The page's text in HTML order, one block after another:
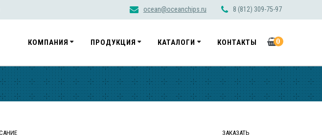
ocean@oceanchips.ru 8 (812) 309-75-97
КОМПАНИЯ ПРОДУКЦИЯ КАТАЛОГИ КОНТАКТЫ 0
ЗАКАЗАТЬ